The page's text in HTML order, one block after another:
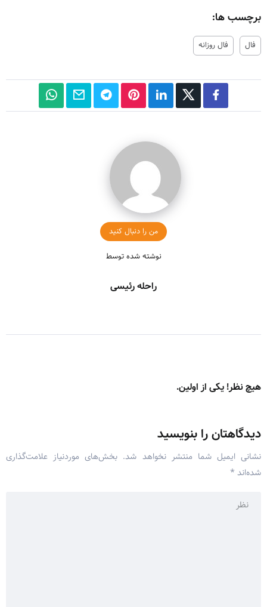
برچسب ها:
فال فال روزانه
من را دنبال کنید
نوشته شده توسط
راحله رئیسی
هیچ نظر! یکی از اولین.
دیدگاهتان را بنویسید
نشانی ایمیل شما منتشر نخواهد شد. بخش‌های موردنیاز علامت‌گذاری
شده‌اند *